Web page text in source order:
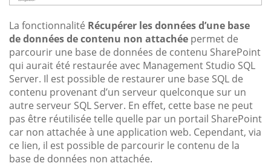
La fonctionnalité Récupérer les données d’une base
de données de contenu non attachée permet de
parcourir une base de données de contenu SharePoint
qui aurait été restaurée avec Management Studio SQL
Server. Il est possible de restaurer une base SQL de
contenu provenant d’un serveur quelconque sur un
autre serveur SQL Server. En effet, cette base ne peut
pas être réutilisée telle quelle par un portail SharePoint
car non attachée à une application web. Cependant, via
ce lien, il est possible de parcourir le contenu de la
base de données non attachée.